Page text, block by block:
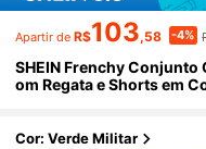
Apartir de R$103,58 -4%
SHEIN Frenchy Conjunto
om Regata e Shorts em
Cor: Verde Militar